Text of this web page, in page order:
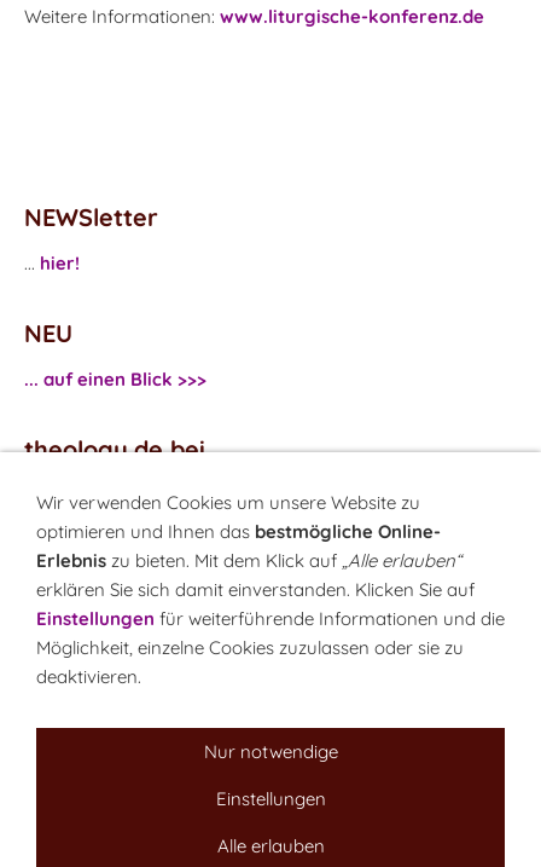
Weitere Informationen: www.liturgische-konferenz.de
NEWSletter
... hier!
NEU
... auf einen Blick >>>
theology.de bei
...Facebook
...Twitter
Monatsrätsel
Rätseln & Gewinnen!
LINK-Hinweis
Über unsKontakt
Wir verwenden Cookies um unsere Website zu
optimieren und Ihnen das bestmögliche Online-
Erlebnis zu bieten. Mit dem Klick auf „Alle erlauben“
erklären Sie sich damit einverstanden. Klicken Sie auf
Einstellungen für weiterführende Informationen und die
Möglichkeit, einzelne Cookies zuzulassen oder sie zu
deaktivieren.
Nur notwendige
Einstellungen
Alle erlauben